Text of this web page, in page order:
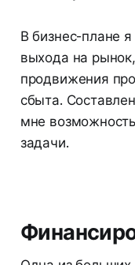
В бизнес-плане
выхода на
продвижения
сбыта.
мне
задачи.